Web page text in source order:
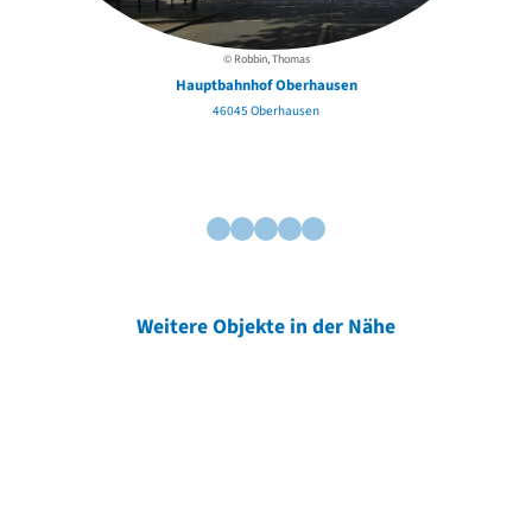
© Robbin, Thomas
Hauptbahnhof Oberhausen
46045 Oberhausen
Weitere Objekte in der Nähe